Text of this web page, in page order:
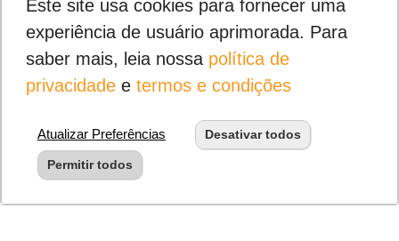
Este site usa cookies para fornecer uma
experiência de usuário aprimorada. Para
saber mais, leia nossa política de
privacidadee termos e condições
Atualizar Preferências Desativar todos
Permitir todos